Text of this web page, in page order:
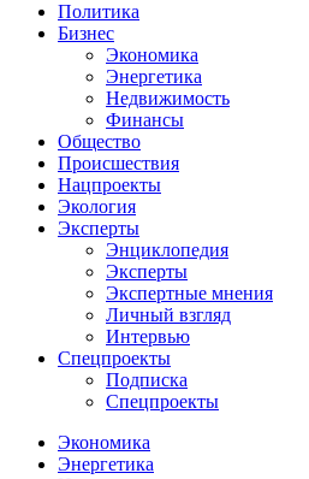
Политика
Бизнес
Экономика
Энергетика
Недвижимость
Финансы
Общество
Происшествия
Нацпроекты
Экология
Эксперты
Энциклопедия
Эксперты
Экспертные мнения
Личный взгляд
Интервью
Спецпроекты
Подписка
Спецпроекты
Экономика
Энергетика